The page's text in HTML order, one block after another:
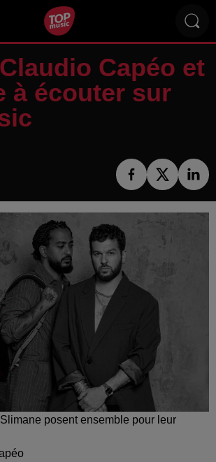
Capéo et
à écouter sur
posent ensemble pour leur